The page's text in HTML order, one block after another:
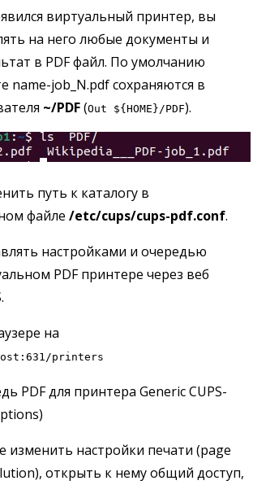
виртуальный принтер, вы
на него любые документы и
в PDF файл. По умолчанию
name-job_N.pdf сохраняются в
~/PDF(Out ${HOME}/PDF).
путь к каталогу в
файле /etc/cups/cups-pdf.conf.
настройками и очередью
PDF принтере через веб
на
printers
PDF для принтера Generic CUPS-
изменить настройки печати (page
открыть к нему общий доступ,